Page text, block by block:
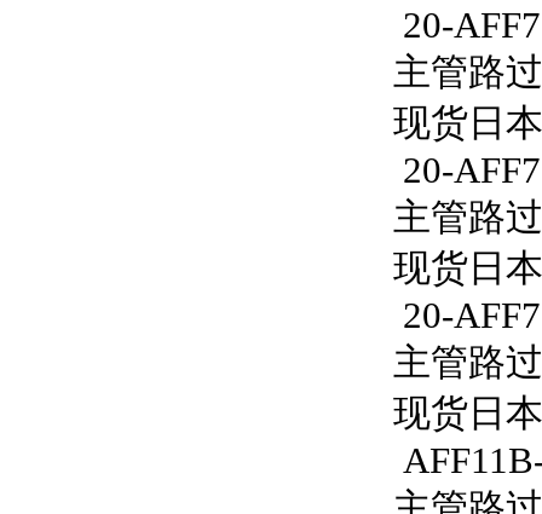
20-
主管路
现货日
20-
主管路
现货日
20-
主管路
现货日